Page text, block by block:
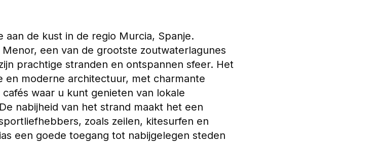
de kust in de regio Murcia, Spanje.
een van de grootste zoutwaterlagunes
prachtige stranden en ontspannen sfeer. Het
en moderne architectuur, met charmante
waar u kunt genieten van lokale
nabijheid van het strand maakt het een
zoals zeilen, kitesurfen en
een goede toegang tot nabijgelegen steden